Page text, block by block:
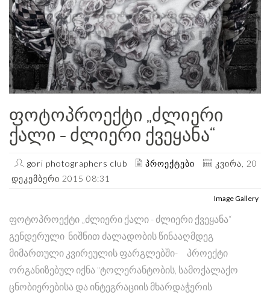
Ფოტოპროექტი „ძლიერი
Ქალი - Ძლიერი Ქვეყანა“
gori photographers club პროექტები
კვირა, 20
დეკემბერი 2015 08:31
Image Gallery
ფოტოპროექტი „ძლიერი ქალი - ძლიერი ქვეყანა“
გენდერული ნიშნით ძალადობის წინააღმდეგ
მიმართული კვირეულის ფარგლებში- პროექტი
ორგანიზებულ იქნა "ტოლერანტობის, სამოქალაქო
ცნობიერებისა და ინტეგრაციის მხარდაჭერის